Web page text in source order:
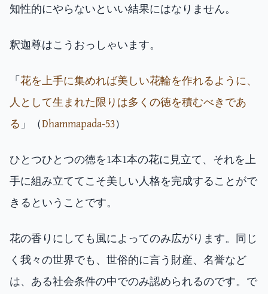
知性的にやらないといい結果にはなりません。
釈迦尊はこうおっしゃいます。
「花を上手に集めれば美しい花輪を作れるように、
人として生まれた限りは多くの徳を積むべきであ
る 」（Dhammapada-53）
ひとつひとつの徳を1本1本の花に見立て、それを上
手に組み立ててこそ美しい人格を完成することがで
きるということです。
花の香りにしても風によってのみ広がります。同じ
く我々の世界でも、世俗的に言う財産、名誉など
は、ある社会条件の中でのみ認められるのです。で